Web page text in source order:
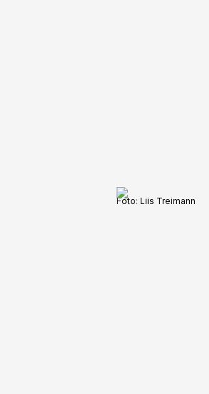
Foto: Liis Treimann